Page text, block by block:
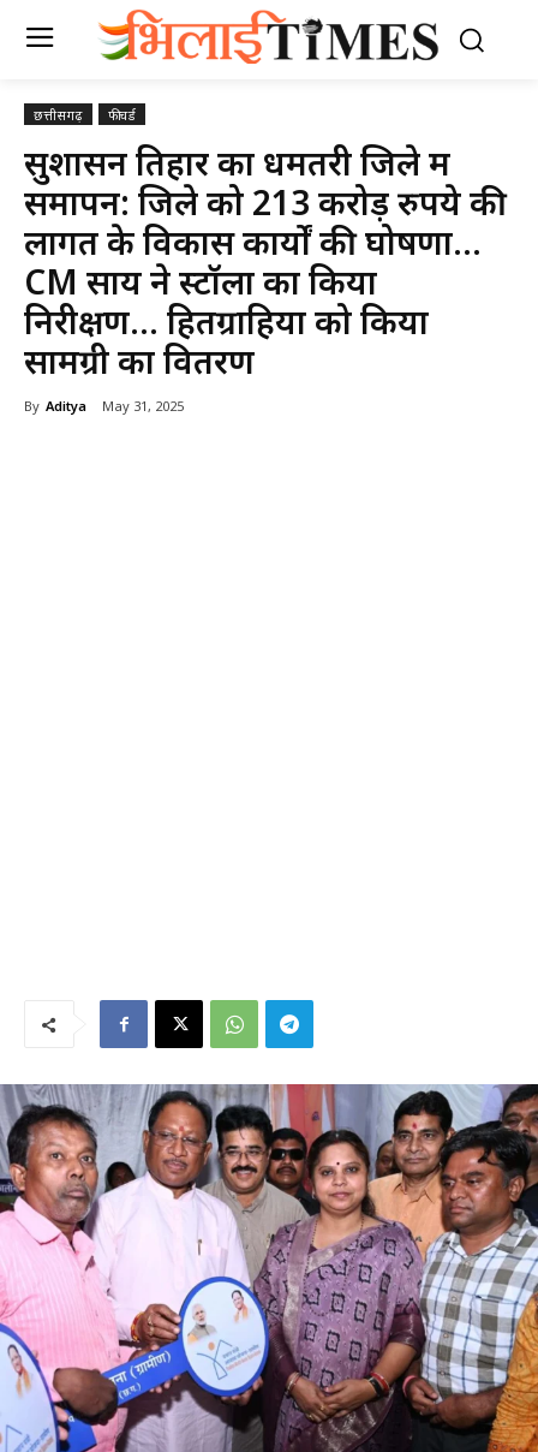
छत्तीसगढ़ फीचर्ड
सुशासन तिहार का धमतरी जिले में
समापन: जिले को 213 करोड़ रुपये की
लागत के विकास कार्याें की घोषणा…
CM साय ने स्टॉलों का किया
निरीक्षण… हितग्राहियों को किया
सामग्री का वितरण
By Aditya May 31, 2025